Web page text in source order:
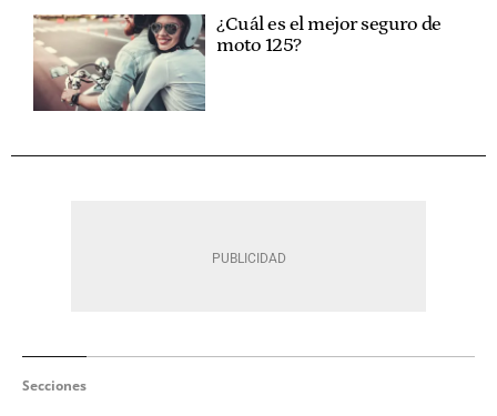
¿Cuál es el mejor seguro de
moto 125?
Secciones